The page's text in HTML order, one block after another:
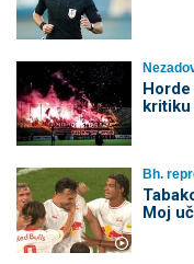
kritiku
Bh.
Moj